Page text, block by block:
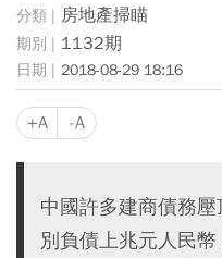
房地產掃瞄
1132期
2018-08-29 18:16
+A -A
中國許多建商債務
別負債上兆元人民